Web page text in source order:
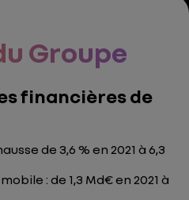
Groupe
financières de
de 3,6 % en 2021 à 6,3
: de 1,3 Md€ en 2021 à